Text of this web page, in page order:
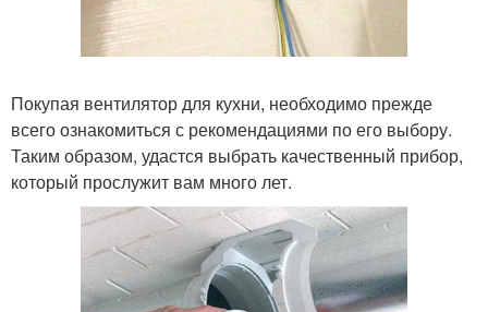
Покупая вентилятор для кухни, необходимо прежде
всего ознакомиться с рекомендациями по его выбору.
Таким образом, удастся выбрать качественный прибор,
который прослужит вам много лет.